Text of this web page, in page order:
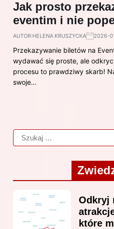
Jak prosto
eventim i nie
AUTOR:HELENA KRUSZYCKA 2026-
Przekazywanie biletów na
wydawać się proste, ale
procesu to prawdziwy skarb!
swoje…
Odkryj
które